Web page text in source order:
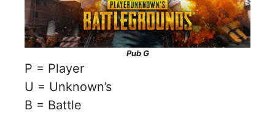
Pub G
P = Player
U = Unknown’s
B = Battle